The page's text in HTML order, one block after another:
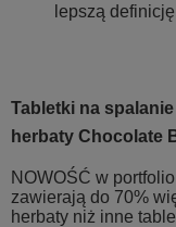
lepszą
Tabletki na
herbaty Chocolate
NOWOŚĆ w
zawierają do 70%
herbaty niż inne